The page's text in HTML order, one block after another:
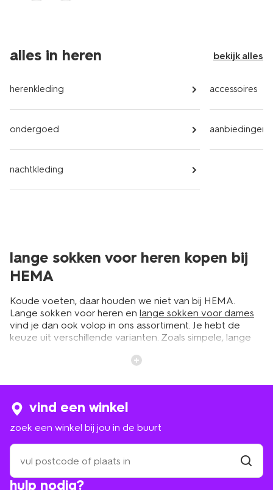
alles in heren bekijk alles
herenkleding
ondergoed
nachtkleding
accessoires
aanbiedingen
lange sokken voor heren kopen bij
HEMA
Koude voeten, daar houden we niet van bij HEMA.
Lange sokken voor heren en lange sokken voor dames
vind je dan ook volop in ons assortiment. Je hebt de
keuze uit verschillende varianten. Zoals simpele, lange
outfit. Of gekleurde sokken met vrolijke print voor heren
wintersokken voor heren met iconische HEMA-dessins
te geven en nog leuker om te krijgen. Bekijk het
assortiment met lange herensokken bij HEMA en koop
een nieuw paar voor een klein prijsje.
warme wintersokken voor heren
hulp nodig?
vind een winkel
zoek een winkel bij jou in de buurt
zoek
een
winkel
bij